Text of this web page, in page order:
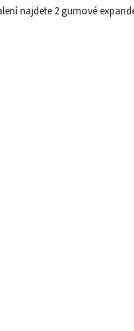
najdete 2 gumové